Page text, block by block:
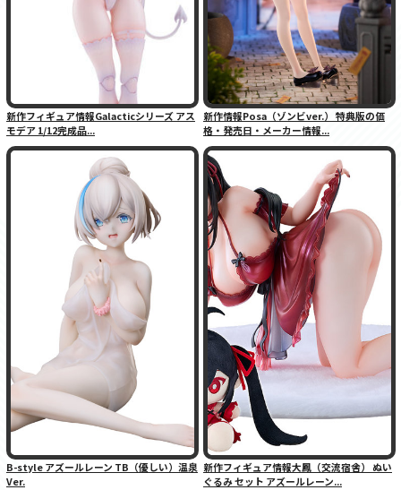
新作フィギュア情報Galacticシリーズ アス
モデア 1/12完成品...
新作情報Posa（ゾンビver.） 特典版の価
格・発売日・メーカー情報...
B-style アズールレーン TB（優しい）温泉
Ver.
新作フィギュア情報大鳳（交流宿舎） ぬい
ぐるみ セット アズールレーン...